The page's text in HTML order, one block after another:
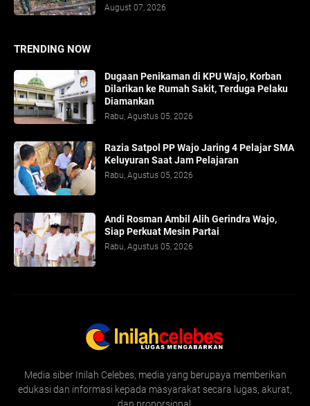
August 07, 2026
TRENDING NOW
Dugaan Penikaman di KPU Wajo, Korban
Dilarikan ke Rumah Sakit, Terduga Pelaku
Diamankan
Rabu, Agustus 05, 2026
Razia Satpol PP Wajo Jaring 4 Pelajar SMA
Keluyuran Saat Jam Pelajaran
Rabu, Agustus 05, 2026
Andi Rosman Ambil Alih Gerindra Wajo,
Siap Perkuat Mesin Partai
Rabu, Agustus 05, 2026
Media siber Inilah Celebes, media yang berupaya memberikan
edukasi dan informasi kepada masyarakat secara lugas, akurat,